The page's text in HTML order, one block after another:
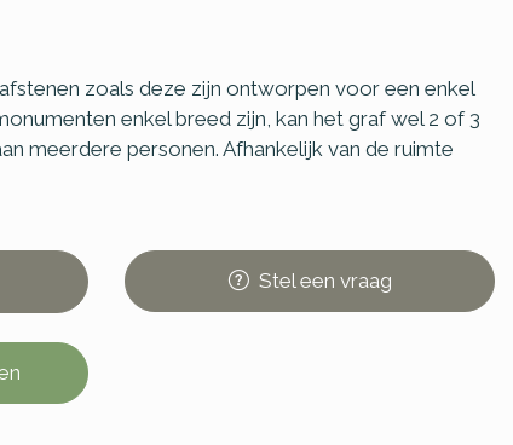
zoals deze zijn ontworpen voor een enkel
enkel breed zijn, kan het graf wel 2 of 3
meerdere personen. Afhankelijk van de ruimte
Steleen vraag